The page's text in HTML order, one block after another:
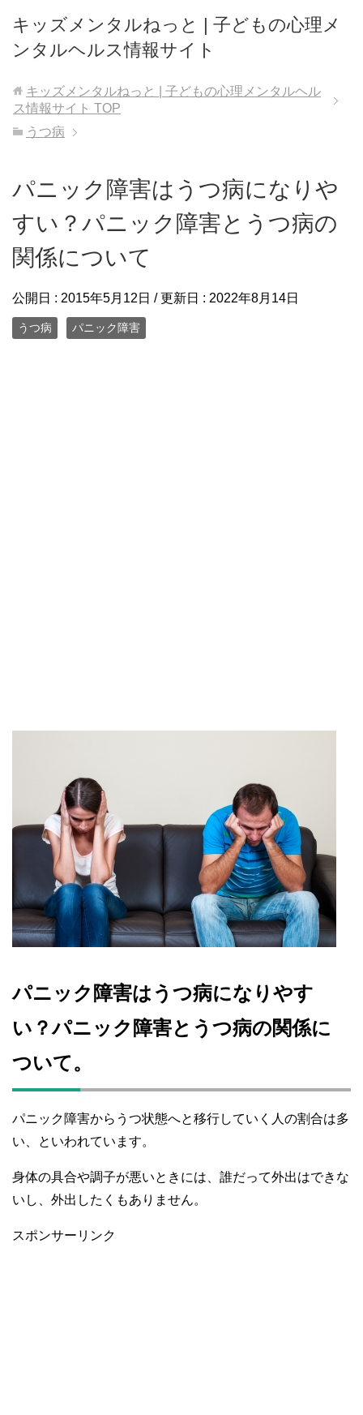
キッズメンタルねっと | 子どもの心理メ
ンタルヘルス情報サイト
キッズメンタルねっと | 子どもの心理メンタルヘル
ス情報サイト TOP
うつ病
パニック障害はうつ病になりや
すい？パニック障害とうつ病の
関係について
公開日 : 2015年5月12日 / 更新日 : 2022年8月14日
うつ病 パニック障害
パニック障害はうつ病になりやす
い？パニック障害とうつ病の関係に
ついて。
パニック障害からうつ状態へと移行していく人の割合は多
い、といわれています。
身体の具合や調子が悪いときには、誰だって外出はできな
いし、外出したくもありません。
スポンサーリンク